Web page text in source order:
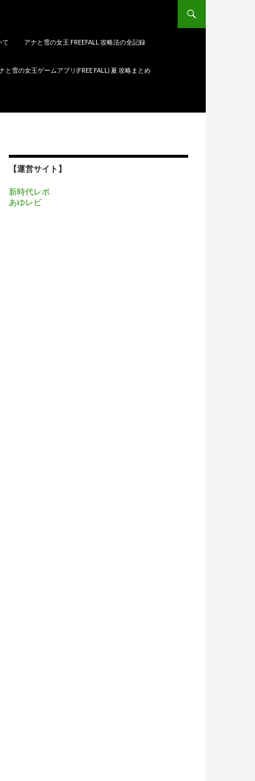
て アナと雪の女王 FREEFALL 攻略法の全記録
と雪の女王ゲームアプリ(FREE FALL) 夏 攻略まとめ
【運営サイト】
新時代レポ
あゆレビ